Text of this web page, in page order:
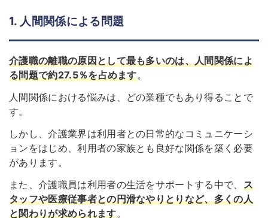
1. 人間関係による問題
介護職の離職の原因として最も多いのは、人間関係によ
る問題で約27.5％を占めます。
人間関係における悩みは、どの業種でもあり得ることで
す。
しかし、介護業界は利用者との日常的なコミュニケーシ
ョンをはじめ、利用者の家族とも良好な関係を築く必要
があります。
また、介護職員は利用者の生活をサポートする中で、 ス
タッフや医療従事者との円滑なやりとりなど、多くの人
と関わりが求められます。